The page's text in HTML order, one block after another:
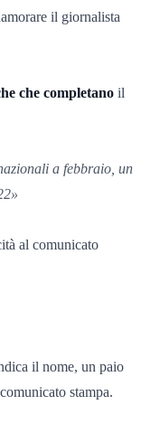
il giornalista
che completano il
a febbraio, un
al comunicato
il nome, un paio
stampa.